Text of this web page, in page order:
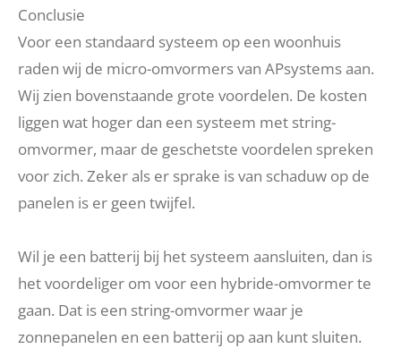
Conclusie
Voor een standaard systeem op een woonhuis
raden wij de micro-omvormers van APsystems aan.
Wij zien bovenstaande grote voordelen. De kosten
liggen wat hoger dan een systeem met string-
omvormer, maar de geschetste voordelen spreken
voor zich. Zeker als er sprake is van schaduw op de
panelen is er geen twijfel.
Wil je een batterij bij het systeem aansluiten, dan is
het voordeliger om voor een hybride-omvormer te
gaan. Dat is een string-omvormer waar je
zonnepanelen en een batterij op aan kunt sluiten.